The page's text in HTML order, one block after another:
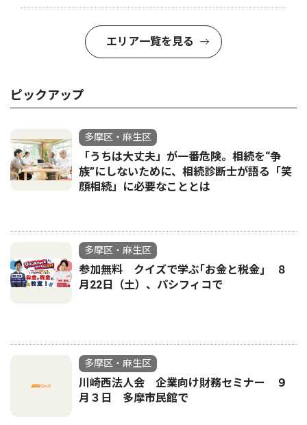
エリア一覧を見る
ピックアップ
多摩区・麻生区
「うちは大丈夫」が一番危険。相続を“争
族”にしないために、相続診断士が語る「笑
顔相続」に必要なこととは
多摩区・麻生区
参加無料 クイズで学ぶ｢お金と税金｣ ８
月22日（土）、パシフィコで
多摩区・麻生区
川崎西法人会 企業向け財務セミナー ９
月３日 多摩市民館で